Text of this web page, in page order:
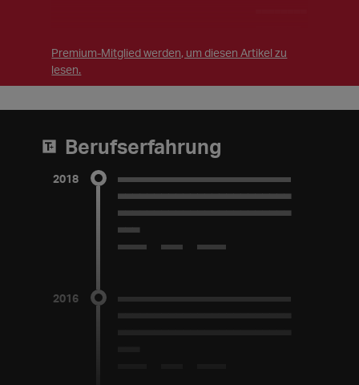
_______ (_______
_______ (_______
Premium-Mitglied werden, um diesen Artikel zu
lesen.
Berufserfahrung
2018 ________________________
________________________
________________________
___
2017 bis 2018
2016 ________________________